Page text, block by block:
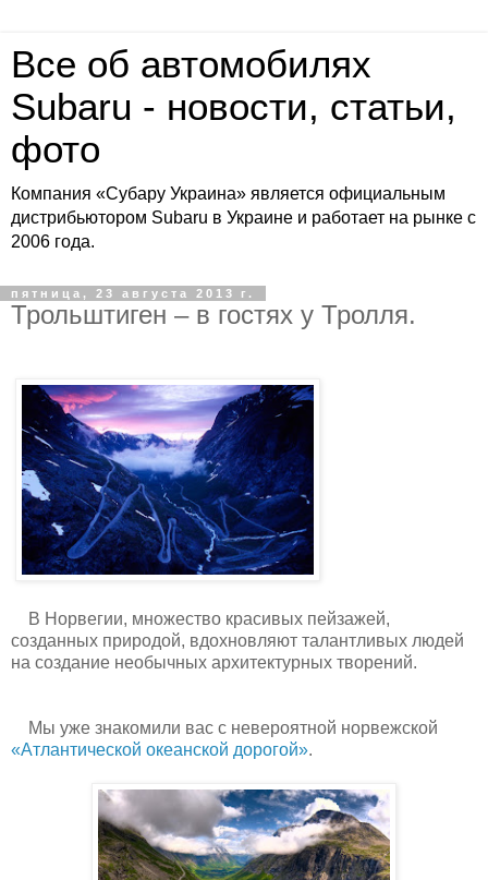
Все об автомобилях
Subaru - новости, статьи,
фото
Компания «Субару Украина» является официальным
дистрибьютором Subaru в Украине и работает на рынке с
2006 года.
пятница, 23 августа 2013 г.
Трольштиген – в гостях у Тролля.
В Норвегии, множество красивых пейзажей,
созданных природой, вдохновляют талантливых людей
на создание необычных архитектурных творений.
Мы уже знакомили вас с невероятной норвежской
«Атлантической океанской дорогой».